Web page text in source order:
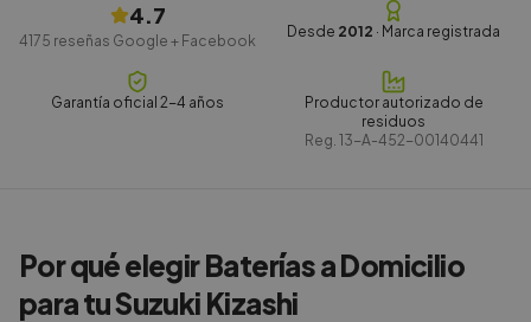
4.7
4175 reseñas Google + Facebook
Desde 2012 · Marca registrada
Garantía oficial 2-4 años
Productor autorizado de
residuos
Reg. 13-A-452-00140441
Por qué elegir Baterías a Domicilio
para tu Suzuki Kizashi